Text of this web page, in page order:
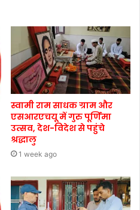
स्वामी राम साधक ग्राम और
एसआरएचयू में गुरु पूर्णिमा
उत्सव, देश-विदेश से पहुंचे
श्रद्धालु
1 week ago